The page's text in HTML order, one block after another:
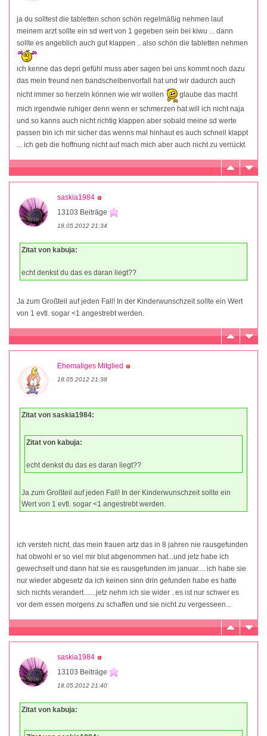
ja du solltest die tabletten schon schön regelmäßig nehmen laut
meinem arzt sollte ein sd wert von 1 gegeben sein bei kiwu ... dann
sollte es angeblich auch gut klappen .. also schön die tabletten nehmen
ich kenne das depri gefühl muss aber sagen bei uns kommt noch dazu
das mein freund nen bandscheibenvorfall hat und wir dadurch auch
nicht immer so herzeln können wie wir wollen
glaube das macht
mich irgendwie ruhiger denn wenn er schmerzen hat will ich nicht naja
und so kanns auch nicht richtig klappen aber sobald meine sd werte
passen bin ich mir sicher das wenns mal hinhaut es auch schnell klappt
... ich geb die hoffnung nicht auf mach mich aber auch nicht zu verrückt
saskia1984
13103 Beiträge
18.05.2012 21:34
Zitat von kabuja:
echt denkst du das es daran liegt??
Ja zum Großteil auf jeden Fall! In der Kinderwunschzeit sollte ein Wert
von 1 evtl. sogar <1 angestrebt werden.
Ehemaliges Mitglied
18.05.2012 21:38
Zitat von saskia1984:
Zitat von kabuja:
echt denkst du das es daran liegt??
Ja zum Großteil auf jeden Fall! In der Kinderwunschzeit sollte ein
Wert von 1 evtl. sogar <1 angestrebt werden.
ich versteh nicht, das mein frauen artz das in 8 jahren nie rausgefunden
hat obwohl er so viel mir blut abgenommen hat...und jetz habe ich
gewechselt und dann hat sie es rausgefunden im januar.... ich habe sie
nur wieder abgesetz da ich keinen sinn drin gefunden habe es hatte
sich nichts verandert.......jetz nehm ich sie wider ..es ist nur schwer es
vor dem essen morgens zu schaffen und sie nicht zu vergesseen...
saskia1984
13103 Beiträge
18.05.2012 21:40
Zitat von kabuja: